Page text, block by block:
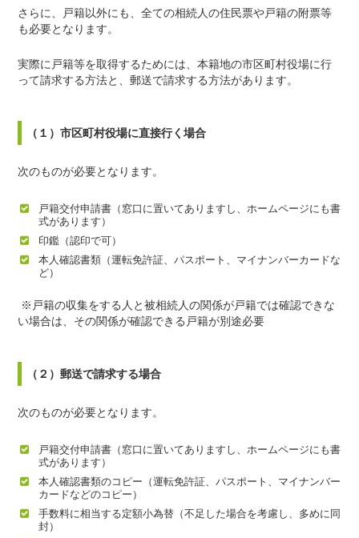
さらに、戸籍以外にも、全ての相続人の住民票や戸籍の附票等
も必要となります。
実際に戸籍等を取得するためには、本籍地の市区町村役場に行
って請求する方法と、郵送で請求する方法があります。
（１）市区町村役場に直接行く場合
次のものが必要となります。
戸籍交付申請書（窓口に置いてありますし、ホームページにも書
式があります）
印鑑（認印で可）
本人確認書類（運転免許証、パスポート、マイナンバーカードな
ど）
※戸籍の収集をする人と被相続人の関係が戸籍では確認できな
い場合は、その関係が確認できる戸籍が別途必要
（２）郵送で請求する場合
次のものが必要となります。
戸籍交付申請書（窓口に置いてありますし、ホームページにも書
式があります）
本人確認書類のコピー（運転免許証、パスポート、マイナンバー
カードなどのコピー）
手数料に相当する定額小為替（不足した場合を考慮し、多めに同
封）